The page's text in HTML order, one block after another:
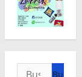
Buscar: